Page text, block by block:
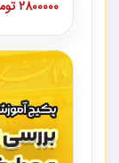
است که در
مدارک
2800000 تومان